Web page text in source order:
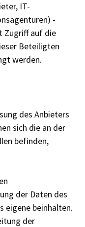
IT-
-
Zugriff auf die
Beteiligten
werden.
des Anbieters
sich die an der
befinden,
der Daten des
eigene beinhalten.
der